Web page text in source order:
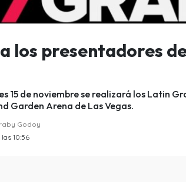
los presentadores
15 de noviembre se realizará los Latin
Garden Arena de Las Vegas.
Godoy
10:56